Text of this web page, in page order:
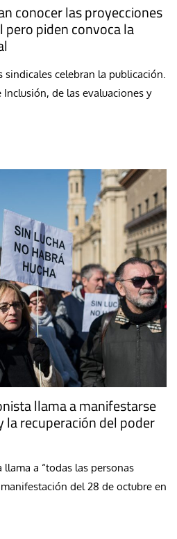
conocer las proyecciones
pero piden convoca la
celebran la publicación.
de las evaluaciones y
llama a manifestarse
la recuperación del poder
a “todas las personas
del 28 de octubre en